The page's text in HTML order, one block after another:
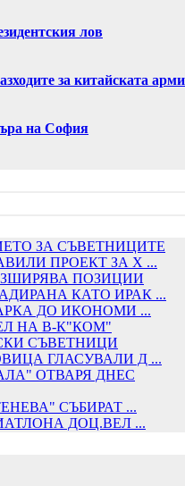
лов
за китайската
на София
ЗА СЪВЕТНИЦИТЕ
ПРОЕКТ ЗА Х ...
ПОЗИЦИИ
КАТО ИРАК ...
ДО ИКОНОМИ ...
НА В-К"КОМ"
СЪВЕТНИЦИ
ГЛАСУВАЛИ Д ...
ОТВАРЯ ДНЕС
СЪБИРАТ ...
ДОЦ.ВЕЛ ...